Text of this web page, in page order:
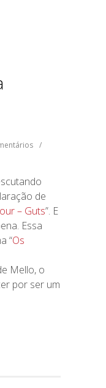
/
de
– Guts”. E
Essa
“Os
Mello, o
por ser um